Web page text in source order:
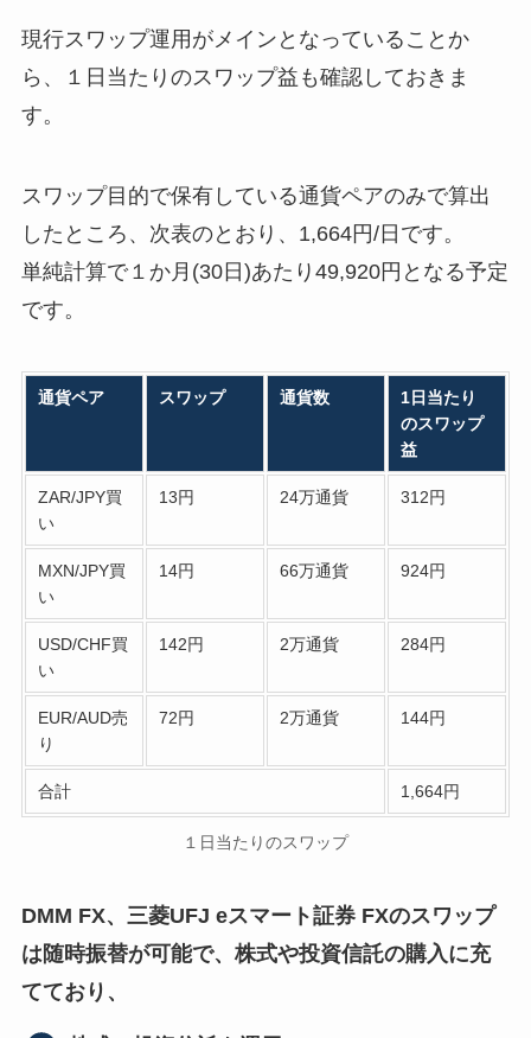
現行スワップ運用がメインとなっていることか
ら、１日当たりのスワップ益も確認しておきま
す。
スワップ目的で保有している通貨ペアのみで算出
したところ、次表のとおり、1,664円/日です。
単純計算で１か月(30日)あたり49,920円となる予定
です。
通貨ペア スワップ 通貨数
1日当たり
のスワップ
益
ZAR/JPY買
い
13円 24万通貨 312円
MXN/JPY買
い
14円 66万通貨 924円
USD/CHF買
い
142円 2万通貨 284円
EUR/AUD売
り
72円 2万通貨 144円
合計 1,664円
１日当たりのスワップ
DMM FX、三菱UFJ eスマート証券 FXのスワップ
は随時振替が可能で、株式や投資信託の購入に充
てており、